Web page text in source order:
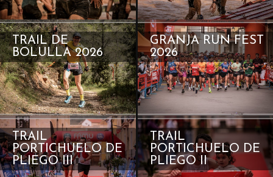
TRAIL DE
BOLULLA 2026
GRANJA RUN FEST
2026
TRAIL
PORTICHUELO DE
PLIEGO III
TRAIL
PORTICHUELO DE
PLIEGO II